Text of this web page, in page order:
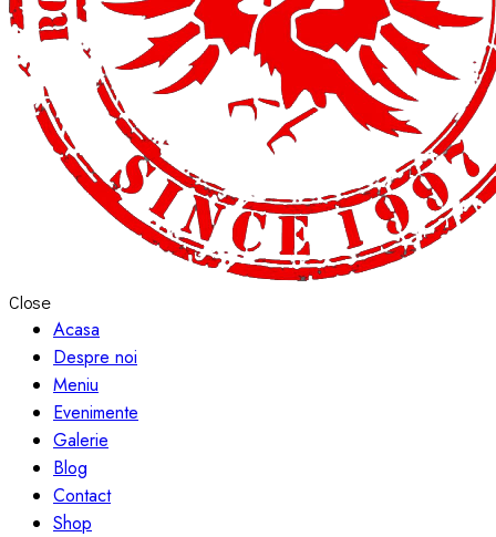
Close
Acasa
Despre noi
Meniu
Evenimente
Galerie
Blog
Contact
Shop